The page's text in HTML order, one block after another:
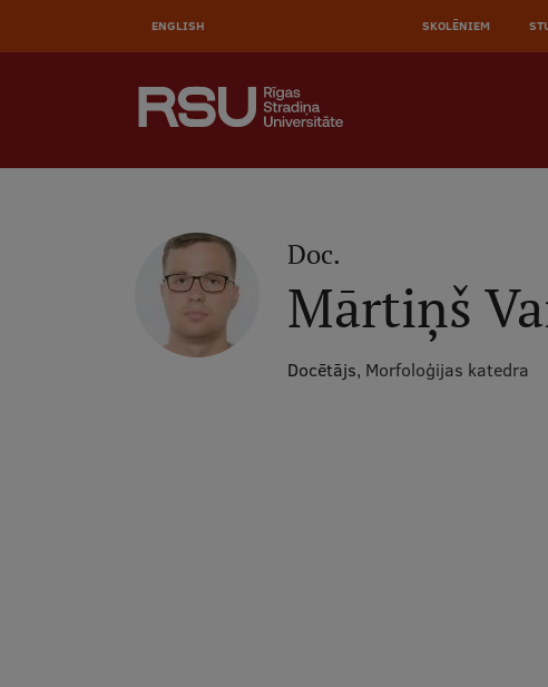
ENGLISH AUGŠĒJĀ
IZVĒLNE
SKOLĒNIEM
Doc.
Mārtiņš
Docētājs, Morfoloģijas katedra